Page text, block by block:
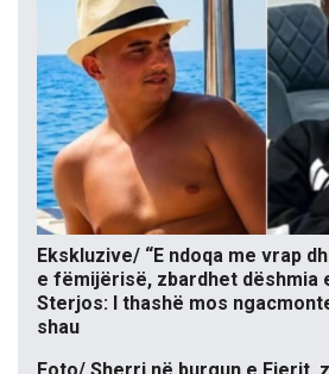
Ekskluzive/ “E ndoqa me vrap
e fëmijërisë, zbardhet dëshmia
Sterjos: I thashë mos
shau